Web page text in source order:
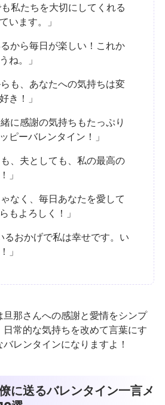
も私たちを大切にしてくれる
います。」
るから毎日が楽しい！これか
ね。」
らも、あなたへの気持ちは変
き！」
に感謝の気持ちもたっぷり
ピーバレンタイン！」
も、夫としても、私の最高の
」
ゃなく、毎日あなたを愛して
もよろしく！」
るおかげで私は幸せです。い
」
那さんへの感謝と愛情をシンプ
常的な気持ちを改めて言葉にす
レンタインになりますよ！
に送るバレンタイン一言メ